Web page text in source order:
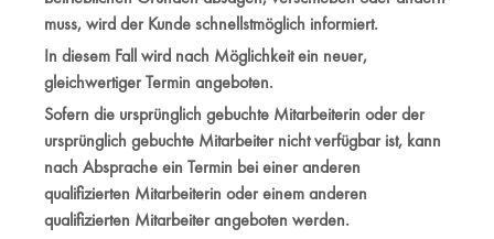
muss, wird der Kunde schnellstmöglich informiert.
In diesem Fall wird nach Möglichkeit ein neuer,
gleichwertiger Termin angeboten.
Sofern die ursprünglich gebuchte Mitarbeiterin oder der
ursprünglich gebuchte Mitarbeiter nicht verfügbar ist, kann
nach Absprache ein Termin bei einer anderen
qualifizierten Mitarbeiterin oder einem anderen
qualifizierten Mitarbeiter angeboten werden.